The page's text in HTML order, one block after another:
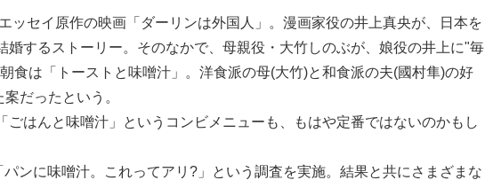
ッセイ原作の映画「ダーリンは外国人」。漫画家役の井上真央が、日本を
するストーリー。そのなかで、母親役・大竹しのぶが、娘役の井上に"毎
食は「トーストと味噌汁」。洋食派の母(大竹)と和食派の夫(國村隼)の好
だったという。
ごはんと味噌汁」というコンビメニューも、もはや定番ではないのかもし
ンに味噌汁。これってアリ?」という調査を実施。結果と共にさまざまな